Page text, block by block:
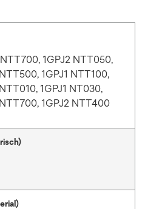
1GPJ2 NTT050,
1GPJ1 NTT100,
1GPJ1 NT030,
1GPJ2 NTT400